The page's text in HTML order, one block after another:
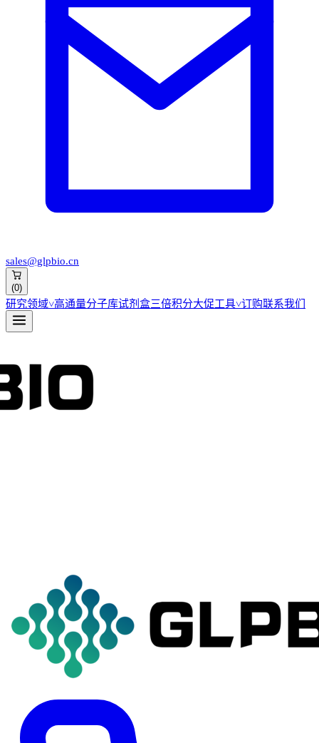
sales@glpbio.cn
(0)
研究领域˅高通量分子库试剂盒三倍积分大促工具˅订购联系我们